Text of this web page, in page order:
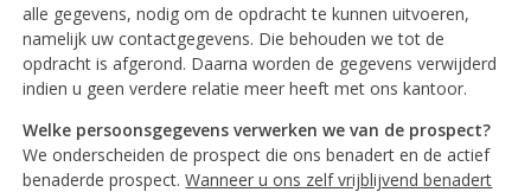
alle gegevens, nodig om de opdracht te kunnen uitvoeren,
namelijk uw contactgegevens. Die behouden we tot de
opdracht is afgerond. Daarna worden de gegevens verwijderd
indien u geen verdere relatie meer heeft met ons kantoor.
Welke persoonsgegevens verwerken we van de prospect?
We onderscheiden de prospect die ons benadert en de actief
benaderde prospect.Wanneer u ons zelf vrijblijvend benadert